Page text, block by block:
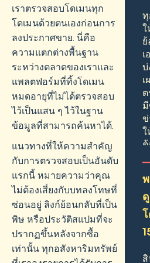
เราตรวจสอบโดเมนทุก
โดเมนด้วยตนเองก่อนการ
ลงประกาศขาย. นี่คือ
ความแตกต่างพื้นฐาน
ระหว่างตลาดของเราและ
แพลตฟอร์มที่ทิ้งโดเมน
หมดอายุที่ไม่ได้ตรวจสอบ
ไว้เป็นแสน ๆ ไว้ในฐาน
ข้อมูลที่สามารถค้นหาได้.
แนวทางที่ให้ความสำคัญ
กับการตรวจสอบเป็นอันดับ
แรกนี้ หมายความว่าคุณ
ไม่ต้องเสี่ยงกับบทลงโทษที่
ซ่อนอยู่ ลิงก์ย้อนกลับที่เป็น
พิษ หรือประวัติสแปมที่จะ
ปรากฏขึ้นหลังจากซื้อ
เท่านั้น ทุกอสังหาริมทรัพย์